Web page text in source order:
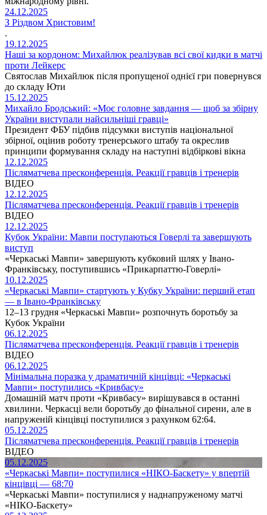
24.12.2025
З Різдвом Христовим!
.
19.12.2025
Наші за кордоном: Михайлюк реалізував всі свої кидки в матчі
проти Лейкерс
Святослав Михайлюк після пропущеної однієї гри повернувся
до складу Юти
15.12.2025
Михайло Бродський: «Моє головне завдання — щоб за збірну
України виступали найсильніші гравці»
Президент ФБУ підбив підсумки виступів національної
збірної, оцінив роботу тренерського штабу та окреслив
принципи формування складу на наступні відбіркові вікна
12.12.2025
Післяматчева пресконференція. Реакції гравців і тренерів
ВІДЕО
12.12.2025
Післяматчева пресконференція. Реакції гравців і тренерів
ВІДЕО
12.12.2025
Кубок України: Мавпи поступаються Говерлі та завершують
виступ
«Черкаські Мавпи» завершують кубковий шлях у Івано-
Франківську, поступившись «Прикарпаттю-Говерлі»
10.12.2025
«Черкаські Мавпи» стартують у Кубку України: перший етап
— в Івано-Франківську
12–13 грудня «Черкаські Мавпи» розпочнуть боротьбу за
Кубок України
06.12.2025
Післяматчева пресконференція. Реакції гравців і тренерів
ВІДЕО
06.12.2025
Мінімальна поразка у драматичній кінцівці: «Черкаські
Мавпи» поступились «Кривбасу»
Домашній матч проти «Кривбасу» вирішувався в останні
хвилини. Черкасці вели боротьбу до фінальної сирени, але в
напруженій кінцівці поступилися з рахунком 62:64.
05.12.2025
Післяматчева пресконференція. Реакції гравців і тренерів
ВІДЕО
05.12.2025
«Черкаські Мавпи» поступилися «НІКО-Баскету» у впертій
кінцівці — 68:70
«Черкаські Мавпи» поступилися у наднапруженому матчі
«НІКО-Баскету»